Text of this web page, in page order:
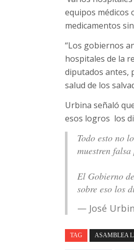
equipos médicos
medicamentos
“Los gobiernos
hospitales de la
diputados antes,
salud de los
Urbina señaló
esos logros los
Todo esto no
muestren
El Gobierno de
sobre eso los
— José
TAG ASAMBLEA